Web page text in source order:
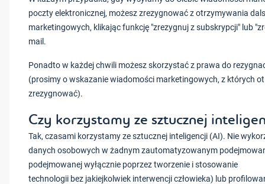
poczty elektronicznej, możesz zrezygnować z otrzymywania
marketingowych, klikając funkcję "zrezygnuj z subskrypcji" lub
mail.
Ponadto w każdej chwili możesz skorzystać z prawa do
(prosimy o wskazanie wiadomości marketingowych, z których
zrezygnować).
Czy korzystamy ze sztucznej
Tak, czasami korzystamy ze sztucznej inteligencji (AI). Nie
danych osobowych w żadnym zautomatyzowanym
podejmowanej wyłącznie poprzez tworzenie i stosowanie
technologii bez jakiejkolwiek interwencji człowieka) lub